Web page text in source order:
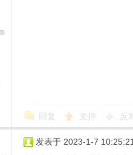
回复 支持 反
发表于 2023-1-7 10:25:21